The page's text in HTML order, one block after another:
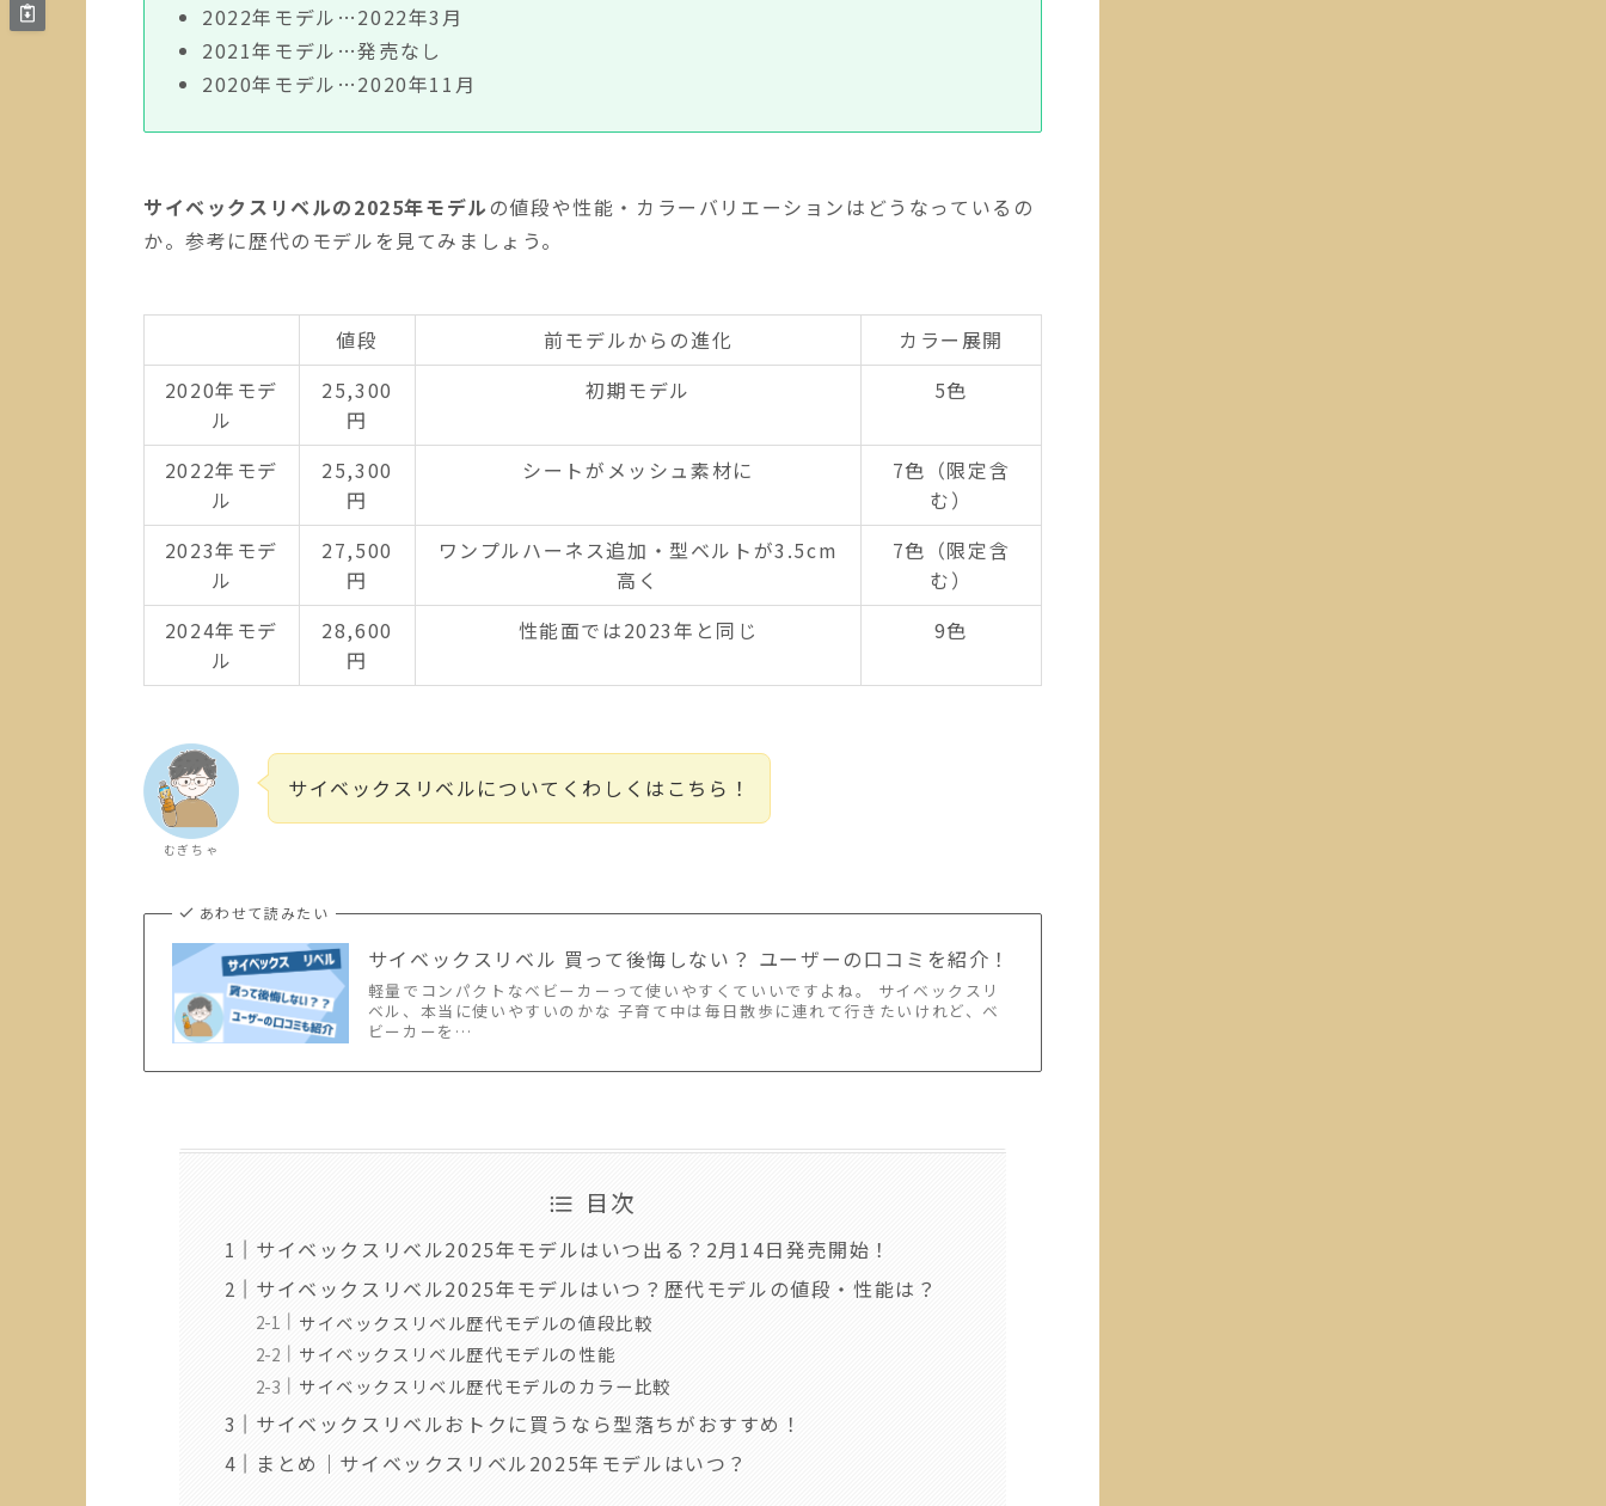
2022年モデル…2022年3月
2021年モデル…発売なし
2020年モデル…2020年11月
サイベックスリベルの2025年モデル の値段や性能・カラーバリエーションはどうなっているの
か。参考に歴代のモデルを見てみましょう。
値段 前モデルからの進化
カラー展開
2020年モデ
ル
25,300
円
初期モデル 5色
2022年モデ
ル
25,300
円
シートがメッシュ素材に
7色（限定含
む）
2023年モデ
ル
27,500
円
ワンプルハーネス追加・型ベルトが3.5cm
高く
7色（限定含
む）
2024年モデ
ル
28,600
円
性能面では2023年と同じ 9色
むぎちゃ
サイベックスリベルについてくわしくはこちら！
あわせて読みたい
サイベックスリベル 買って後悔しない？ ユーザーの口コミを紹介！
軽量でコンパクトなベビーカーって使いやすくていいですよね。 サイベックスリ
ベル、本当に使いやすいのかな 子育て中は毎日散歩に連れて行きたいけれど、ベ
ビーカーを…
目次
サイベックスリベル2025年モデルはいつ出る？2月14日発売開始！
サイベックスリベル2025年モデルはいつ？歴代モデルの値段・性能は？
サイベックスリベル歴代モデルの値段比較
サイベックスリベル歴代モデルの性能
サイベックスリベル歴代モデルのカラー比較
サイベックスリベルおトクに買うなら型落ちがおすすめ！
まとめ｜サイベックスリベル2025年モデルはいつ？